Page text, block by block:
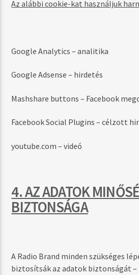
Az alábbi cookie-kat használjuk
Google Analytics – analitika
Google Adsense – hirdetés
Mashshare buttons – Facebook
Facebook Social Plugins – célzott
youtube.com – videó
4. AZ ADATOK MIN
BIZTONSÁGA
A Radio Brand minden szükséges
biztosítsák az adatok biztonságát